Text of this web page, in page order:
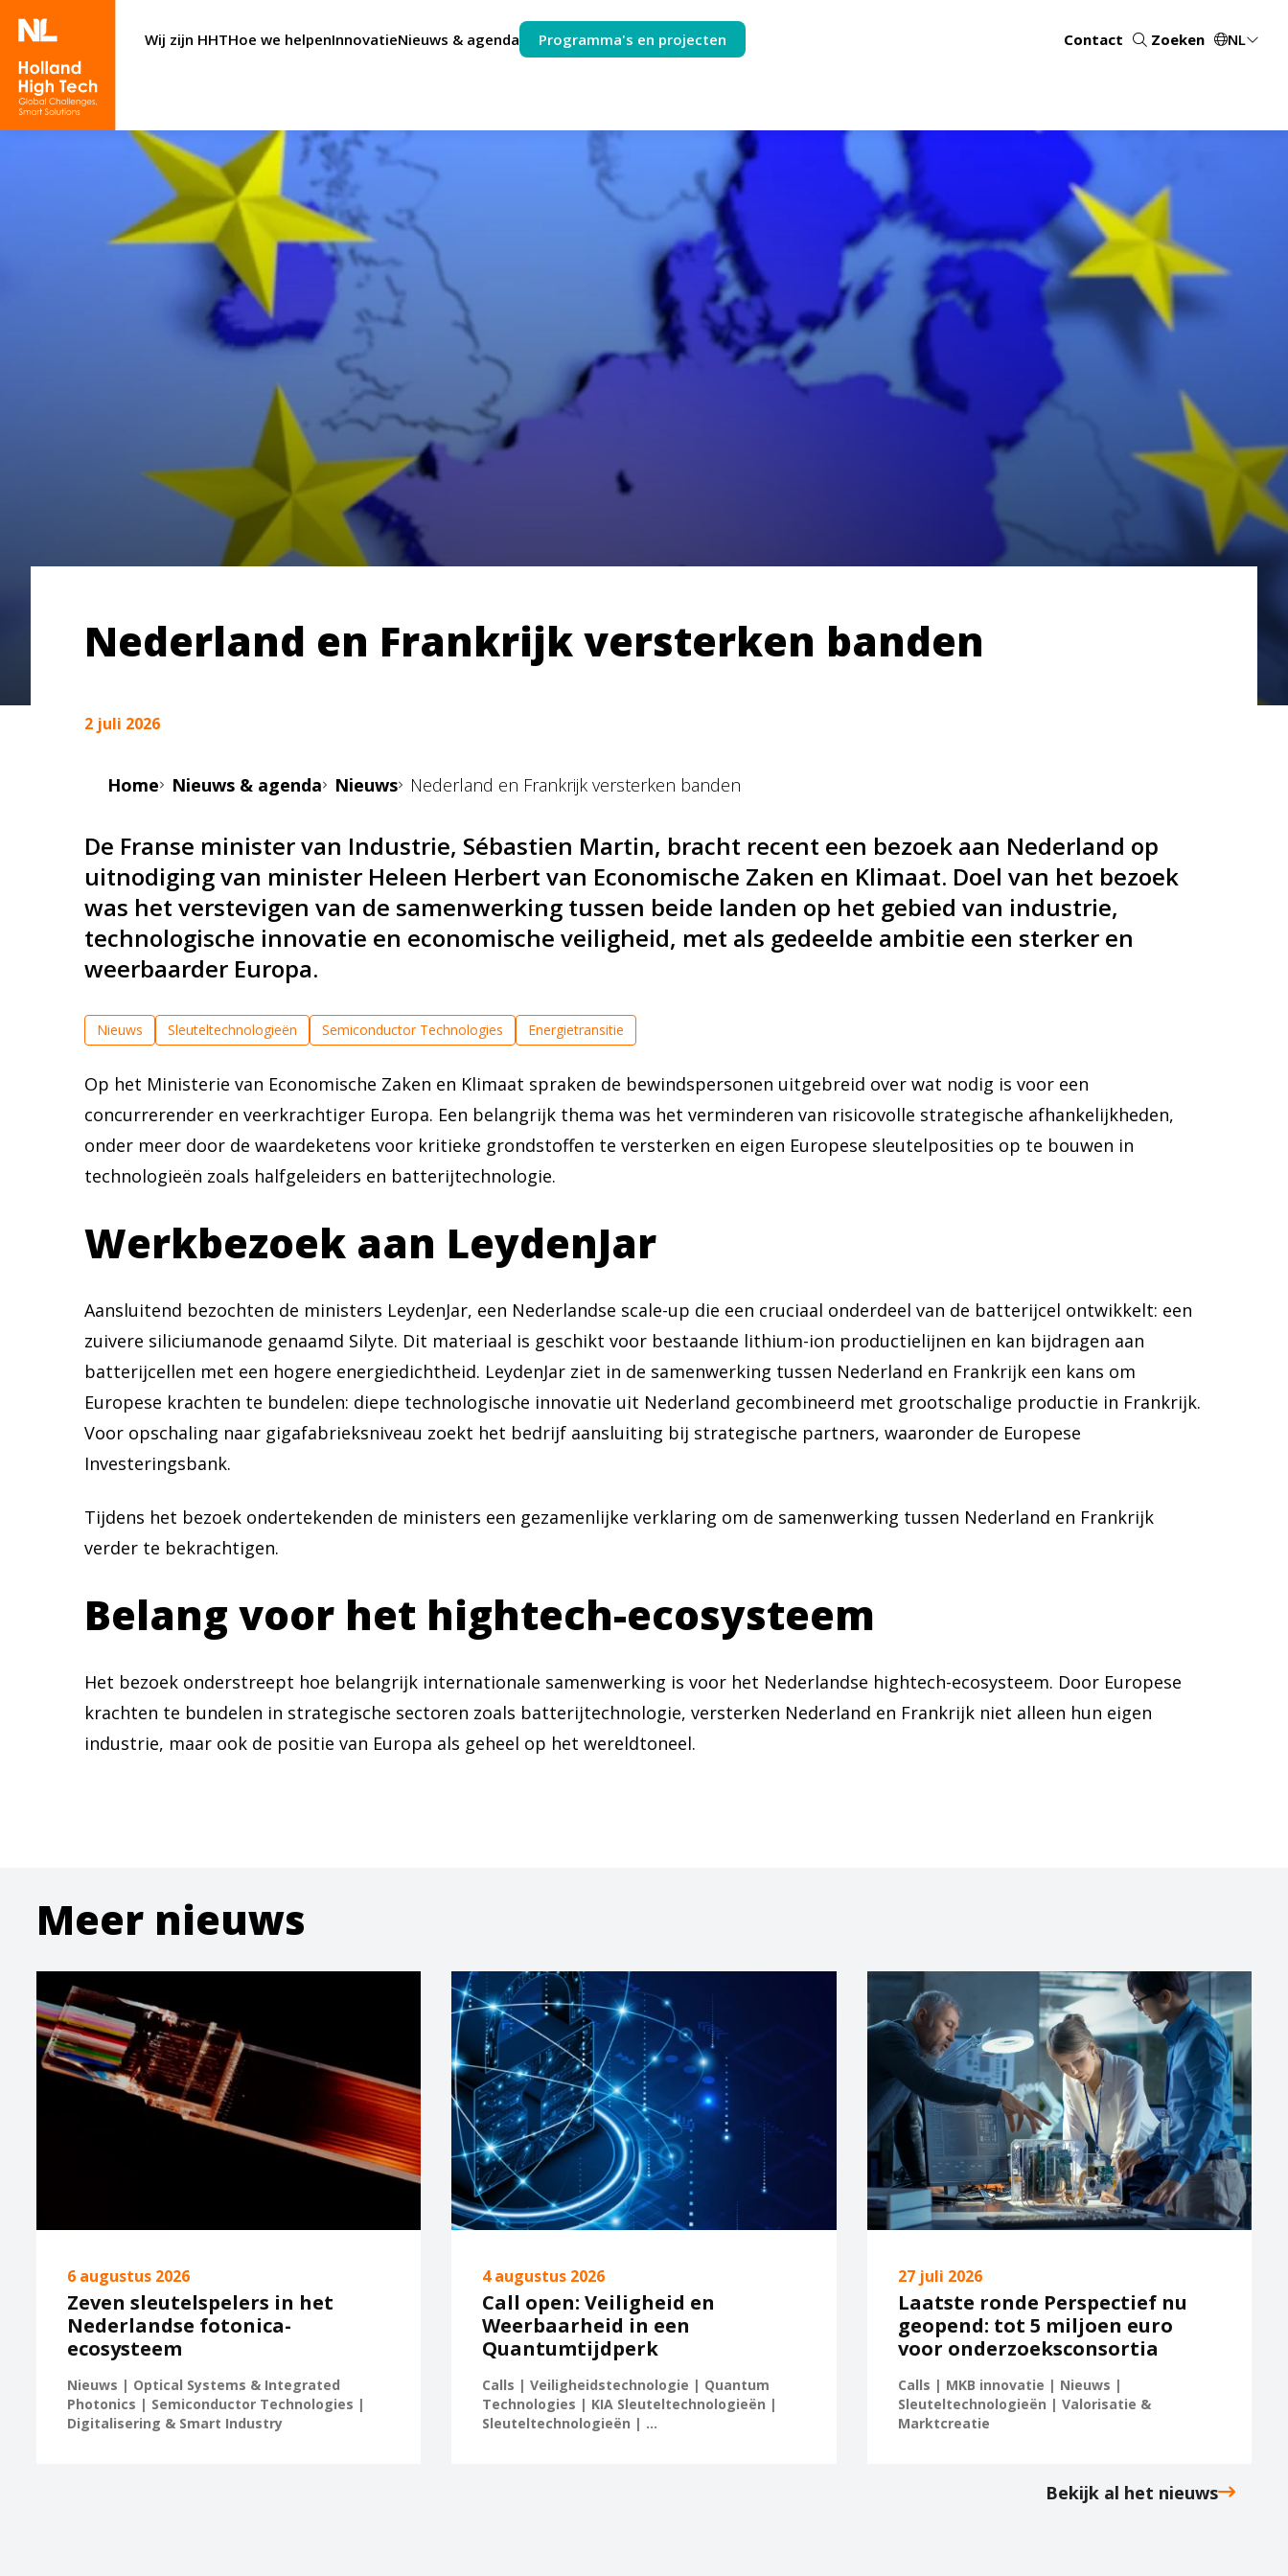
Wij zijn HHTHoe we helpenInnovatieNieuws & agenda Programma's en projecten Contact Zoeken NL
Nederland en Frankrijk versterken banden
2 juli 2026
Home Nieuws & agenda Nieuws Nederland en Frankrijk versterken banden
De Franse minister van Industrie, Sébastien Martin, bracht recent een bezoek aan Nederland op
uitnodiging van minister Heleen Herbert van Economische Zaken en Klimaat. Doel van het bezoek
was het verstevigen van de samenwerking tussen beide landen op het gebied van industrie,
technologische innovatie en economische veiligheid, met als gedeelde ambitie een sterker en
weerbaarder Europa.
Nieuws Sleuteltechnologieën Semiconductor Technologies Energietransitie
Op het Ministerie van Economische Zaken en Klimaat spraken de bewindspersonen uitgebreid over wat nodig is voor een
concurrerender en veerkrachtiger Europa. Een belangrijk thema was het verminderen van risicovolle strategische afhankelijkheden,
onder meer door de waardeketens voor kritieke grondstoffen te versterken en eigen Europese sleutelposities op te bouwen in
technologieën zoals halfgeleiders en batterijtechnologie.
Werkbezoek aan LeydenJar
Aansluitend bezochten de ministers LeydenJar, een Nederlandse scale-up die een cruciaal onderdeel van de batterijcel ontwikkelt: een
zuivere siliciumanode genaamd Silyte. Dit materiaal is geschikt voor bestaande lithium-ion productielijnen en kan bijdragen aan
batterijcellen met een hogere energiedichtheid. LeydenJar ziet in de samenwerking tussen Nederland en Frankrijk een kans om
Europese krachten te bundelen: diepe technologische innovatie uit Nederland gecombineerd met grootschalige productie in Frankrijk.
Voor opschaling naar gigafabrieksniveau zoekt het bedrijf aansluiting bij strategische partners, waaronder de Europese
Investeringsbank.
Tijdens het bezoek ondertekenden de ministers een gezamenlijke verklaring om de samenwerking tussen Nederland en Frankrijk
verder te bekrachtigen.
Belang voor het hightech-ecosysteem
Het bezoek onderstreept hoe belangrijk internationale samenwerking is voor het Nederlandse hightech-ecosysteem. Door Europese
krachten te bundelen in strategische sectoren zoals batterijtechnologie, versterken Nederland en Frankrijk niet alleen hun eigen
industrie, maar ook de positie van Europa als geheel op het wereldtoneel.
Meer nieuws
6 augustus 2026
Zeven sleutelspelers in het
Nederlandse fotonica-
ecosysteem
Nieuws | Optical Systems & Integrated
Photonics | Semiconductor Technologies |
Digitalisering & Smart Industry
4 augustus 2026
Call open: Veiligheid en
Weerbaarheid in een
Quantumtijdperk
Calls | Veiligheidstechnologie | Quantum
Technologies | KIA Sleuteltechnologieën |
Sleuteltechnologieën | ...
27 juli 2026
Laatste ronde Perspectief nu
geopend: tot 5 miljoen euro
voor onderzoeksconsortia
Calls | MKB innovatie | Nieuws |
Sleuteltechnologieën | Valorisatie &
Marktcreatie
Bekijk al het nieuws